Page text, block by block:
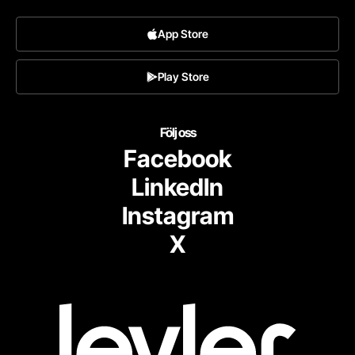
App Store
Play Store
Följ oss
Facebook
LinkedIn
Instagram
X